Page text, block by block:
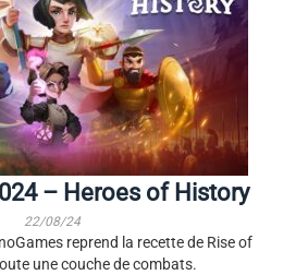
– Heroes of History
22/08/24
reprend la recette de Rise of
une couche de combats.